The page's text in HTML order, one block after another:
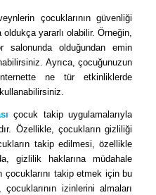
çocuklarının güvenliği
yararlı olabilir. Örneğin,
salonunda olduğundan emin
Ayrıca, çocuğunuzun
ne tür etkinliklerde
çocuk takip uygulamalarıyla
Özellikle, çocukların gizliliği
takip edilmesi, özellikle
gizlilik haklarına müdahale
çocuklarını takip etmek için bu
izinlerini almaları